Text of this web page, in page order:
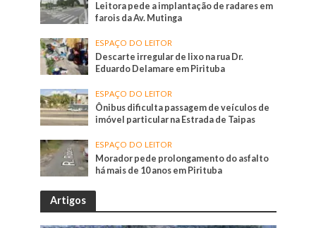
Leitora pede a implantação de radares em
farois da Av. Mutinga
ESPAÇO DO LEITOR
Descarte irregular de lixo na rua Dr.
Eduardo Delamare em Pirituba
ESPAÇO DO LEITOR
Ônibus dificulta passagem de veículos de
imóvel particular na Estrada de Taipas
ESPAÇO DO LEITOR
Morador pede prolongamento do asfalto
há mais de 10 anos em Pirituba
Artigos